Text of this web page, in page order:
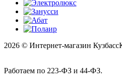
2026 © Интернет-магазин
Работаем по 223-ФЗ и 44-ФЗ.